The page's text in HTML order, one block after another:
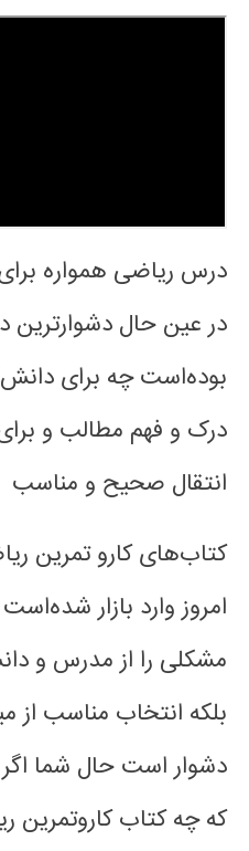
درس ریاضی همواره
در عین حال
بوده‌است چه برای
درک و فهم مطالب و
انتقال صحیح و
کتاب‌های کارو تمرین
امروز وارد بازار
مشکلی را از مدرس و
بلکه انتخاب مناسب از
دشوار است حال شما
که چه کتاب